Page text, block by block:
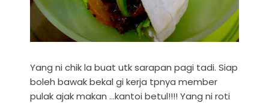
Yang ni chik la buat utk sarapan pagi tadi. Siap
boleh bawak bekal gi kerja tpnya member
pulak ajak makan ...kantoi betul!!!! Yang ni roti